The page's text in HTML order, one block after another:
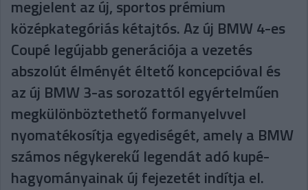
megjelent az új, sportos prémium
középkategóriás kétajtós. Az új BMW 4-es
Coupé legújabb generációja a vezetés
abszolút élményét éltető koncepcióval és
az új BMW 3-as sorozattól egyértelműen
megkülönböztethető formanyelvvel
nyomatékosítja egyediségét, amely a BMW
számos négykerekű legendát adó kupé-
hagyományainak új fejezetét indítja el.